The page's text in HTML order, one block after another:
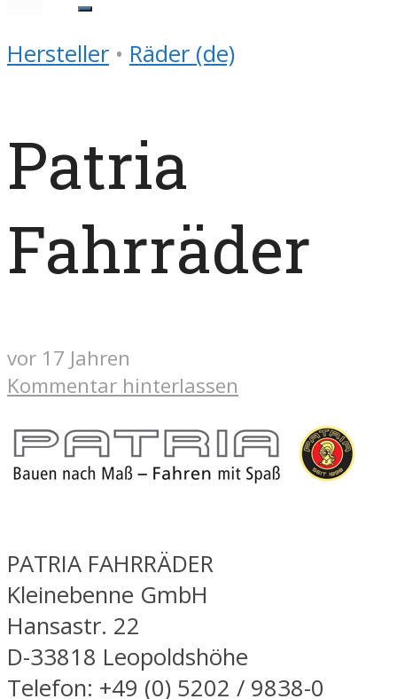
Hersteller • Räder (de)
Patria
Fahrräder
vor 17 Jahren
Kommentar hinterlassen
PATRIA FAHRRÄDER
Kleinebenne GmbH
Hansastr. 22
D-33818 Leopoldshöhe
Telefon: +49 (0) 5202 / 9838-0